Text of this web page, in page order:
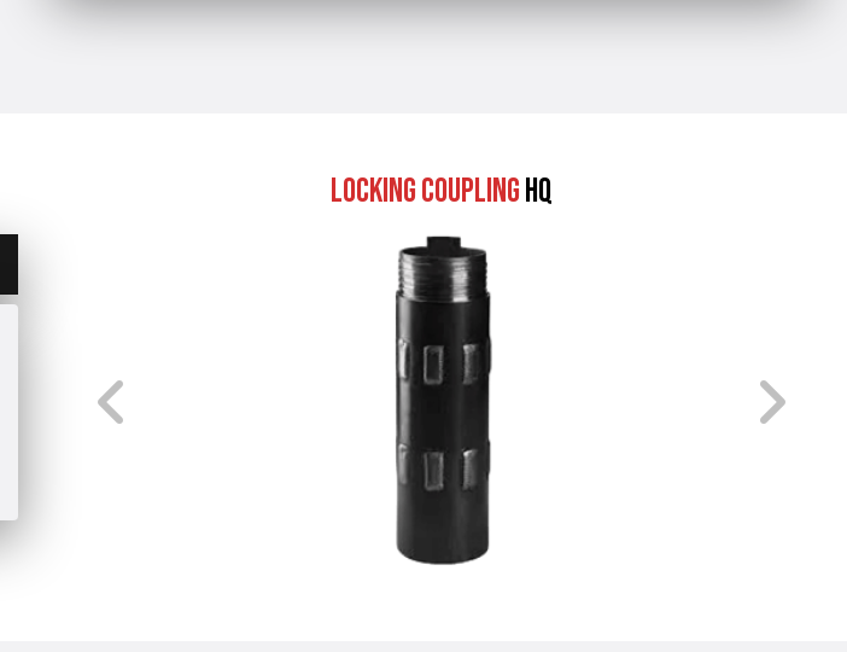
Locking CouplingHQ